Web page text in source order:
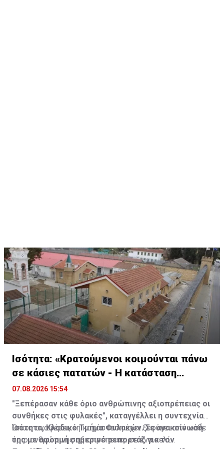
Ισότητα: «Κρατούμενοι κοιμούνται πάνω
σε κάσιες πατατών - Η κατάσταση
ξέφυγε»
07.08.2026 15:54
"Ξεπέρασαν κάθε όριο ανθρώπινης αξιοπρέπειας οι
συνθήκες στις φυλακές", καταγγέλλει η συντεχνία
Ισότητα, Κλαδικό Τμήμα Φυλακών. Σε ανακοίνωσή
της με αφορμή σημερινό ρεπορτάζ για τον
Όπως αναφέρει, «η κατάσταση έχει ξεφύγει από κάθε
όριο ανθρώπινης αξιοπρέπειας: σε ένα κελί